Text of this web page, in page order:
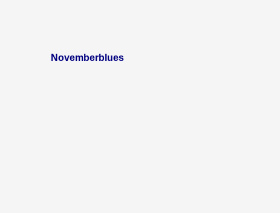
Novemberblues